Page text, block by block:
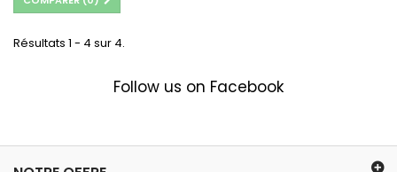
Résultats 1 - 4 sur 4.
Follow us on Facebook